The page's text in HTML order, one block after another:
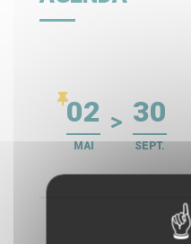
02
MAI
30
SEPT.